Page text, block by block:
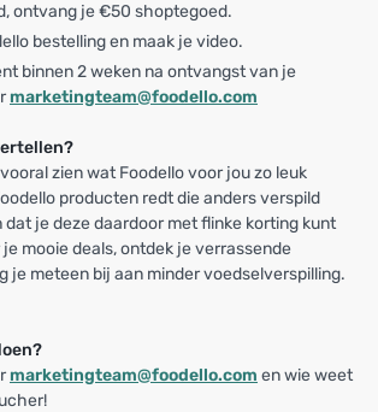
ontvang je €50 shoptegoed.
bestelling en maak je video.
binnen 2 weken na ontvangst van je
marketingteam@foodello.com
zien wat Foodello voor jou zo leuk
producten redt die anders verspild
dat je deze daardoor met flinke korting kunt
mooie deals, ontdek je verrassende
je meteen bij aan minder voedselverspilling.
marketingteam@foodello.com en wie weet